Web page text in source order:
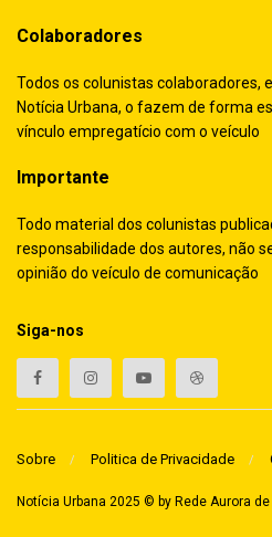
Colaboradores
Todos os colunistas colaboradores,
Notícia Urbana, o fazem de forma
vínculo empregatício com o veículo
Importante
Todo material dos colunistas
responsabilidade dos autores, não
opinião do veículo de comunicação
Siga-nos
Sobre Politica de Privacidade
Notícia Urbana 2025 © by Rede Aurora